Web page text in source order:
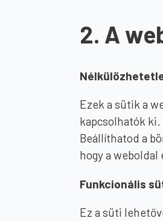
2. A
Ezek a sütik a
kapcsolhatók
Beállíthatod a
hogy a
Funkcionális
Ez a süti